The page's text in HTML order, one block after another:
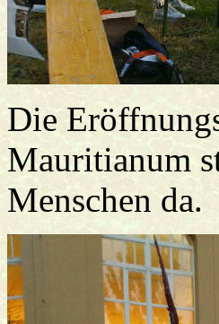
Die
Mauritianum
Menschen da.